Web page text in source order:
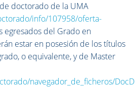
doctorado de la UMA
info/107958/oferta-
egresados del Grado en
estar en posesión de los títulos
o equivalente, y de Master
navegador_de_ficheros/